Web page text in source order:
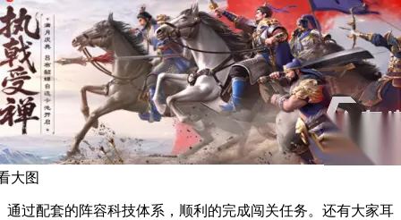
大图
通过配套的阵容科技体系，顺利的完成闯关任务。还有大家耳